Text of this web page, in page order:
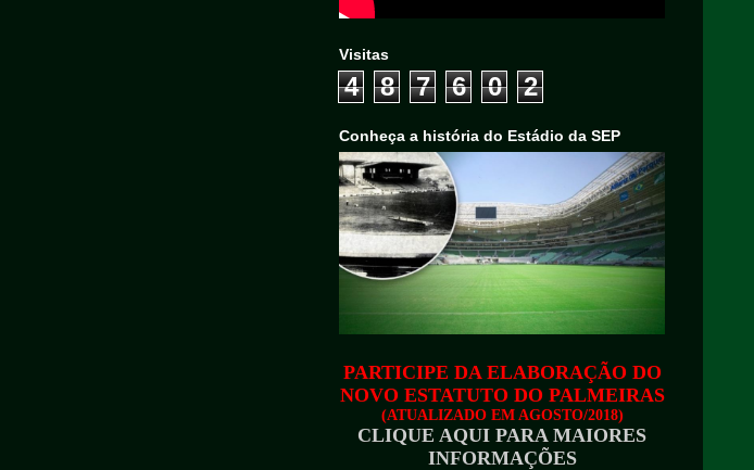
Visitas
4 8 7 6 0 2
Conheça a história do Estádio da SEP
PARTICIPE DA ELABORAÇÃO DO
NOVO ESTATUTO DO PALMEIRAS
(ATUALIZADO EM AGOSTO/2018)
CLIQUE AQUI PARA MAIORES
INFORMAÇÕES